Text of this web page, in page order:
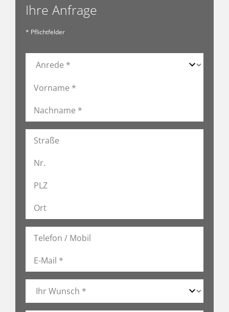
Ihre Anfrage
* Pflichtfelder